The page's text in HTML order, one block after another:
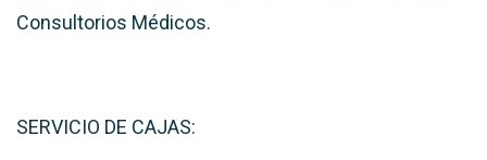
Consultorios Médicos.
SERVICIO DE CAJAS: